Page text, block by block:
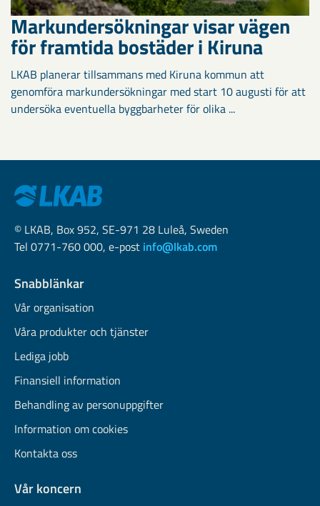
Markundersökningar visar vägen
för framtida bostäder i Kiruna
LKAB planerar tillsammans med Kiruna kommun att
genomföra markundersökningar med start 10 augusti för att
undersöka eventuella byggbarheter för olika ...
© LKAB, Box 952, SE-971 28 Luleå, Sweden
Tel 0771-760 000, e-post info@lkab.com
Snabblänkar
Vår organisation
Våra produkter och tjänster
Lediga jobb
Finansiell information
Behandling av personuppgifter
Information om cookies
Kontakta oss
Vår koncern